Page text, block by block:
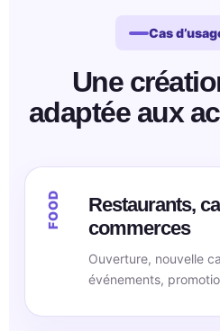
Cas
Une
adaptée aux
Restaurants,
commerces
Ouverture, nouvelle
événements,